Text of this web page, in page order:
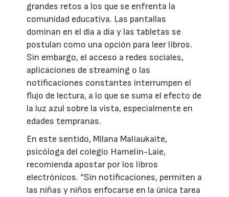
grandes retos a los que se enfrenta la
comunidad educativa. Las pantallas
dominan en el día a día y las tabletas se
postulan como una opción para leer libros.
Sin embargo, el acceso a redes sociales,
aplicaciones de streaming o las
notificaciones constantes interrumpen el
flujo de lectura, a lo que se suma el efecto de
la luz azul sobre la vista, especialmente en
edades tempranas.
En este sentido, Milana Maliaukaite,
psicóloga del colegio Hamelin-Laie,
recomienda apostar por los libros
electrónicos. “Sin notificaciones, permiten a
las niñas y niños enfocarse en la única tarea